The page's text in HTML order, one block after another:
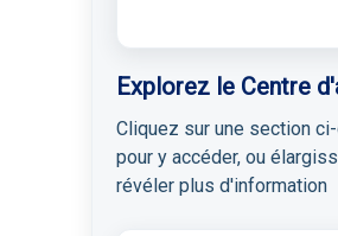
Explorez le Centre
Cliquez sur une section
pour y accéder, ou
révéler plus d'information